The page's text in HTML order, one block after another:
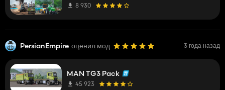
8 930
PersianEmpire оценил мод 3 года назад
MAN TG3 Pack
45 923